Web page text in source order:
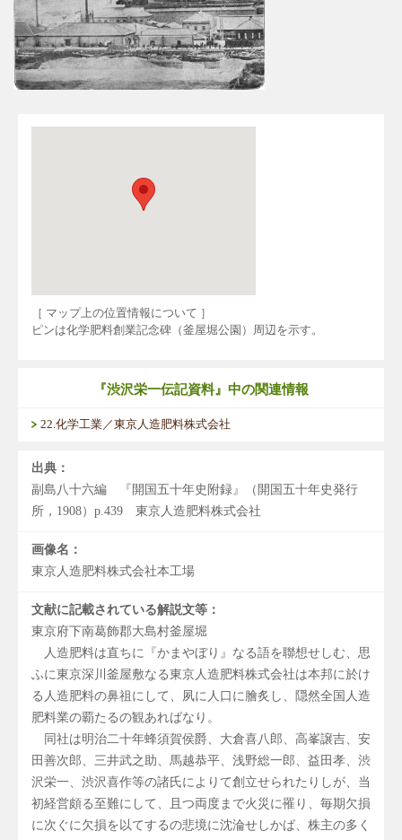
［ マップ上の位置情報について ］
ピンは化学肥料創業記念碑（釜屋堀公園）周辺を示す。
『渋沢栄一伝記資料』中の関連情報
22.化学工業／東京人造肥料株式会社
出典：
副島八十六編 『開国五十年史附録』（開国五十年史発行
所，1908）p.439 東京人造肥料株式会社
画像名：
東京人造肥料株式会社本工場
文献に記載されている解説文等：
東京府下南葛飾郡大島村釜屋堀
人造肥料は直ちに『かまやぼり』なる語を聯想せしむ、思
ふに東京深川釜屋敷なる東京人造肥料株式会社は本邦に於け
る人造肥料の鼻祖にして、夙に人口に膾炙し、隠然全国人造
肥料業の覇たるの観あればなり。
同社は明治二十年蜂須賀侯爵、大倉喜八郎、高峯譲吉、安
田善次郎、三井武之助、馬越恭平、浅野総一郎、益田孝、渋
沢栄一、渋沢喜作等の諸氏によりて創立せられたりしが、当
初経営頗る至難にして、且つ両度まで火災に罹り、毎期欠損
に次ぐに欠損を以てするの悲境に沈淪せしかば、株主の多く